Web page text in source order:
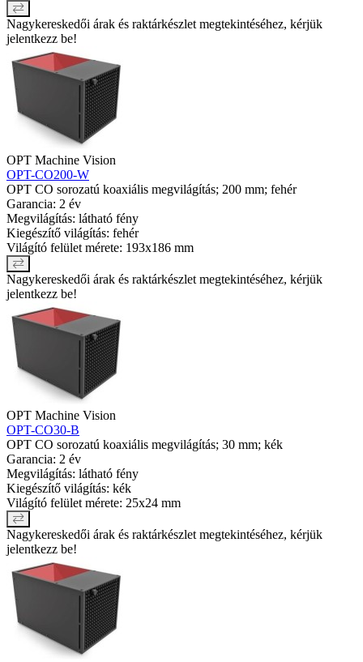
Nagykereskedői árak és raktárkészlet megtekintéséhez, kérjük
jelentkezz be!
OPT Machine Vision
OPT-CO200-W
OPT CO sorozatú koaxiális megvilágítás; 200 mm; fehér
Garancia: 2 év
Megvilágítás: látható fény
Kiegészítő világítás: fehér
Világító felület mérete: 193x186 mm
Nagykereskedői árak és raktárkészlet megtekintéséhez, kérjük
jelentkezz be!
OPT Machine Vision
OPT-CO30-B
OPT CO sorozatú koaxiális megvilágítás; 30 mm; kék
Garancia: 2 év
Megvilágítás: látható fény
Kiegészítő világítás: kék
Világító felület mérete: 25x24 mm
Nagykereskedői árak és raktárkészlet megtekintéséhez, kérjük
jelentkezz be!